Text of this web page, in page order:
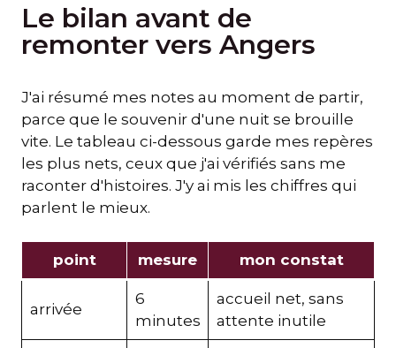
Le bilan avant de
remonter vers Angers
J'ai résumé mes notes au moment de partir,
parce que le souvenir d'une nuit se brouille
vite. Le tableau ci-dessous garde mes repères
les plus nets, ceux que j'ai vérifiés sans me
raconter d'histoires. J'y ai mis les chiffres qui
parlent le mieux.
point mesure mon constat
arrivée
6
minutes
accueil net, sans
attente inutile